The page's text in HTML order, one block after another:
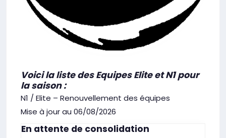
Voici la liste des Equipes Elite et N1 pour
la saison :
N1 / Elite – Renouvellement des équipes
Mise à jour au 06/08/2026
En attente de consolidation